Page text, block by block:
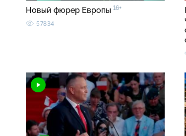
Новый фюрер Европы 16+
57834